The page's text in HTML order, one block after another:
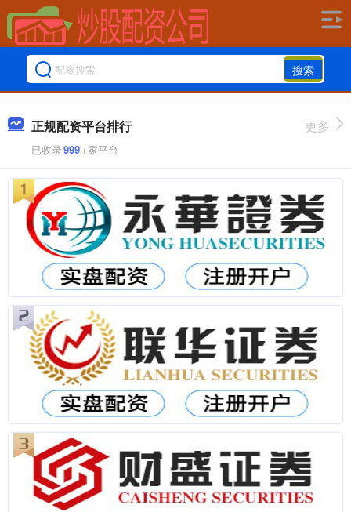
搜索
正规配资平台排行
已收录999+家平台
更多